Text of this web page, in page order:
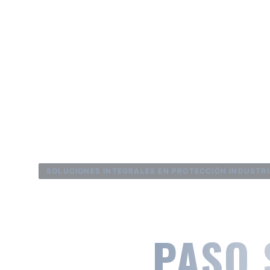
SOLUCIONES INTEGRALES EN PROTECCIÓN